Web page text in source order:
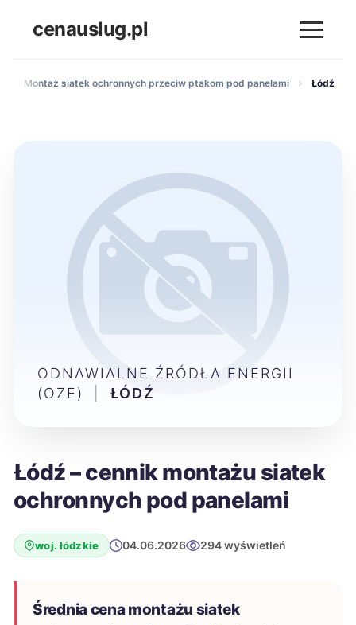
cenauslug.pl
Montaż siatek ochronnych przeciw ptakom pod panelami Łódź
Łódź – cennik montażu siatek
ochronnych pod panelami
woj. łódzkie 04.06.2026 294 wyświetleń
Średnia cena montażu siatek
ODNAWIALNE ŹRÓDŁA ENERGII
(OZE)
ŁÓDŹ